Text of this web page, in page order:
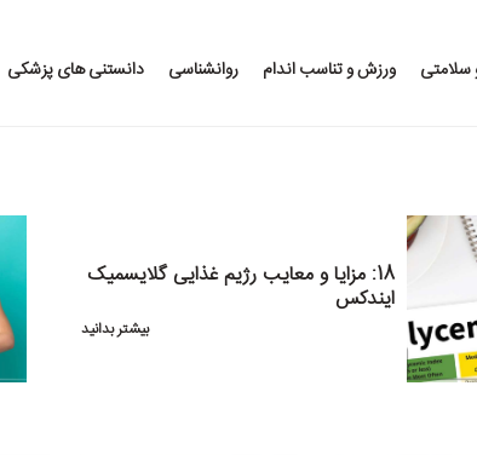
سلامتی ورزش و تناسب اندام روانشناسی دانستنی های پزشکی
18: مزایا و معایب رژیم غذایی گلایسمیک
ایندکس
بیشتر بدانید